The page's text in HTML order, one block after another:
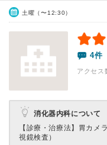
土曜（〜12:30）
4件
アクセ
消化器内科について
【診療・治療法】 胃カメ
視鏡検査）